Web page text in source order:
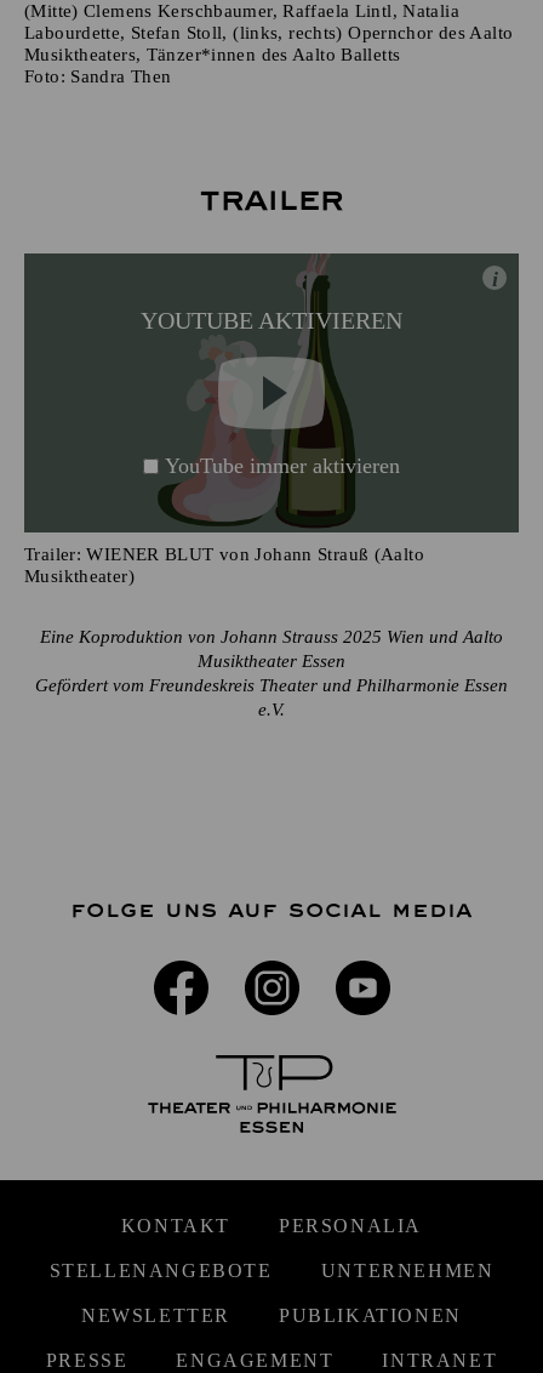
(Mitte) Clemens Kerschbaumer, Raffaela Lintl, Natalia
Labourdette, Stefan Stoll, (links, rechts) Opernchor des Aalto
Musiktheaters, Tänzer*innen des Aalto Balletts
Foto: Sandra Then
Trailer
YOUTUBE AKTIVIEREN
i
YouTube immer aktivieren
Trailer: WIENER BLUT von Johann Strauß (Aalto
Musiktheater)
Eine Koproduktion von Johann Strauss 2025 Wien und Aalto
Musiktheater Essen
Gefördert vom Freundeskreis Theater und Philharmonie Essen
e.V.
FOLGE UNS AUF SOCIAL MEDIA
KONTAKT PERSONALIA
STELLENANGEBOTE UNTERNEHMEN
NEWSLETTER PUBLIKATIONEN
PRESSE ENGAGEMENT INTRANET